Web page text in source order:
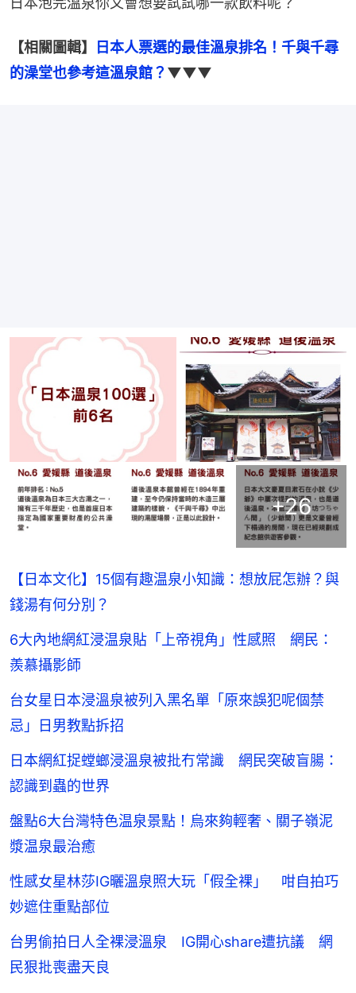
【相關圖輯】
日本人票選的最佳溫泉排名！千與千尋
的澡堂也參考這溫泉館？ ▼▼▼
+26
【日本文化】15個有趣温泉小知識：想放屁怎辦？與
錢湯有何分別？
6大內地網紅浸温泉貼「上帝視角」性感照 網民：
羨慕攝影師
台女星日本浸溫泉被列入黑名單「原來誤犯呢個禁
忌」日男教點拆招
日本網紅捉螳螂浸溫泉被批冇常識 網民突破盲腸：
認識到蟲的世界
盤點6大台灣特色温泉景點！烏來夠輕奢、關子嶺泥
漿温泉最治癒
性感女星林莎IG曬溫泉照大玩「假全裸」 咁自拍巧
妙遮住重點部位
台男偷拍日人全裸浸溫泉 IG開心share遭抗議 網
民狠批喪盡天良